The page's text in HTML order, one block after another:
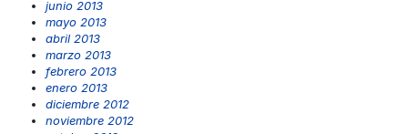
junio 2013
mayo 2013
abril 2013
marzo 2013
febrero 2013
enero 2013
diciembre 2012
noviembre 2012